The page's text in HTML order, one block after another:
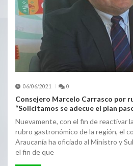
06/06/2021 0
Consejero Marcelo Carrasco por
“Solicitamos se adecue el plan
Nuevamente, con el fin de reactivar
rubro gastronómico de la región, el
Araucanía ha oficiado al Ministro y
el fin de que